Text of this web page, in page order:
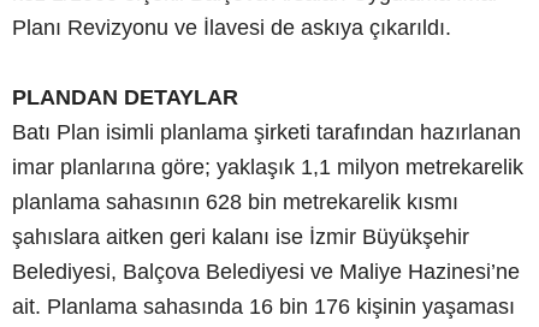
Planı Revizyonu ve İlavesi de askıya çıkarıldı.
PLANDAN DETAYLAR
Batı Plan isimli planlama şirketi tarafından hazırlanan
imar planlarına göre; yaklaşık 1,1 milyon metrekarelik
planlama sahasının 628 bin metrekarelik kısmı
şahıslara aitken geri kalanı ise İzmir Büyükşehir
Belediyesi, Balçova Belediyesi ve Maliye Hazinesi’ne
ait. Planlama sahasında 16 bin 176 kişinin yaşaması